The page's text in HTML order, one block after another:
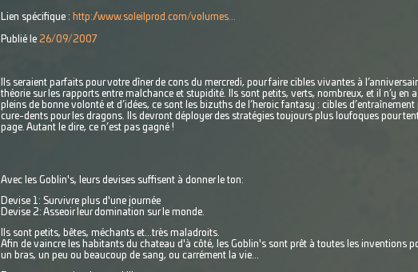
Lien spécifique : http://www.soleilprod.com/volumes...
Publié le 26/09/2007
Ils seraient parfaits pour votre dîner de cons du mercredi, pour faire cibles vivantes à
théorie sur les rapports entre malchance et stupidité. Ils sont petits, verts, nombreux, et il n’y en
pleins de bonne volonté et d’idées, ce sont les bizuths de l’heroic fantasy : cibles
cure-dents pour les dragons. Ils devront déployer des stratégies toujours plus loufoques pour
page. Autant le dire, ce n’est pas gagné !
Avec les Goblin's, leurs devises suffisent à donner le ton:
Devise 1: Survivre plus d'une journée
Devise 2: Asseoir leur domination sur le monde.
Ils sont petits, bêtes, méchants et...très maladroits.
Afin de vaincre les habitants du chateau d'à côté, les Goblin's sont prêt à toutes les inventions
un bras, un peu ou beaucoup de sang, ou carrément la vie...